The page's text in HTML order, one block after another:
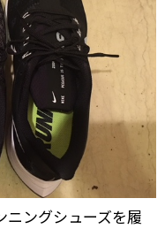
ニングシューズを履